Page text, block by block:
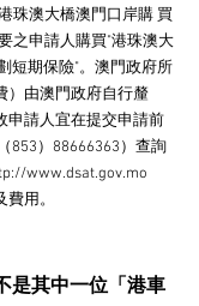
珠澳大橋澳門口岸購 買
之申請人購買"港珠澳大
短期保險"。澳門政府所
）由澳門政府自行釐
申請人宜在提交申請前
853）88666363）查詢
www.dsat.gov.mo
用。
是其中一位「港車